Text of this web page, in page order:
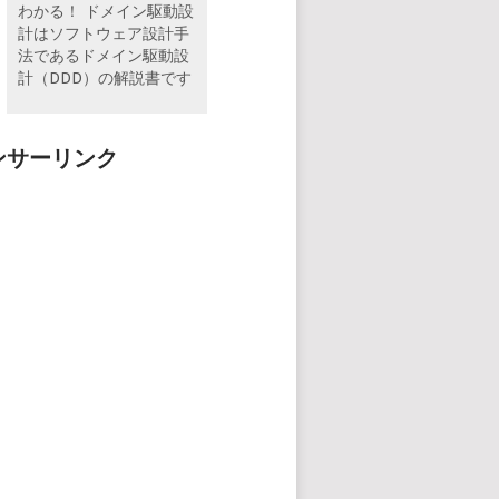
わかる！ ドメイン駆動設
計はソフトウェア設計手
法であるドメイン駆動設
計（DDD）の解説書です
ーリンク